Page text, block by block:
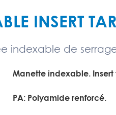
INSERT
indexable de
Manette indexable.
PA: Polyamide renforcé.